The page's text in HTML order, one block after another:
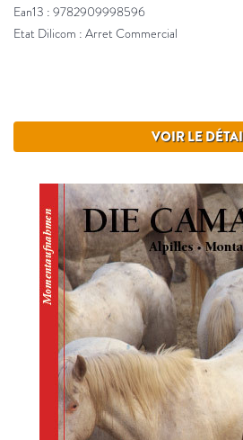
Ean13 : 9782909998596
Etat Dilicom : Arret Commercial
VOIR LE